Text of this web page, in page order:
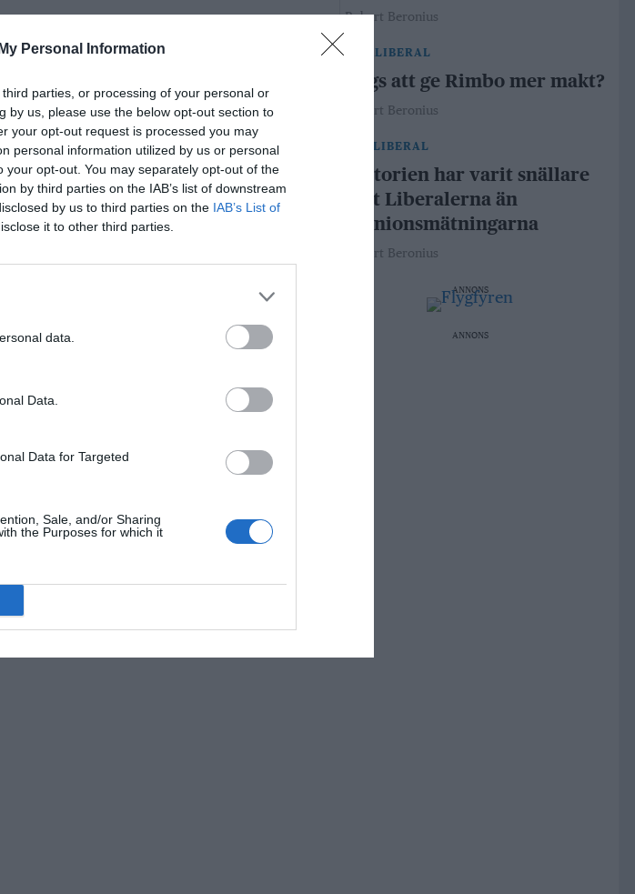
Personal Information
parties, or processing of your personal or
by us, please use the below opt-out section to
your opt-out request is processed you may
personal information utilized by us or personal
opt-out. You may separately opt-out of the
by third parties on the IAB’s list of downstream
by us to third parties on the IAB’s List of
it to other third parties.
data.
Data.
Data for Targeted
Sale, and/or Sharing
the Purposes for which it
Robert Beronius
29 julLIBERAL
Dags att ge Rimbo mer makt?
Robert Beronius
LIBERAL
Historien har varit snällare
mot Liberalerna än
opinionsmätningarna
Robert Beronius
ANNONS
ANNONS